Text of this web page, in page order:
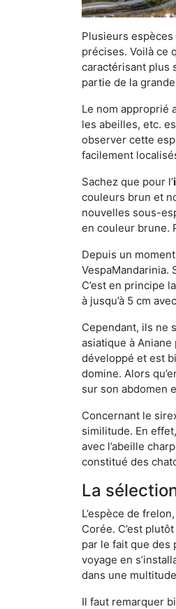
Plusieurs
précises. Voilà ce
caractérisant plus
partie de la
Le nom approprié
les abeilles, etc.
observer cette
facilement
Sachez que pour l’
couleurs brun et
nouvelles sous-
en couleur brune.
Depuis un
VespaMandarinia.
C’est en principe
à jusqu’à 5 cm
Cependant, ils ne
asiatique à
développé et est
domine. Alors
sur son abdomen
Concernant le
similitude. En
avec l’abeille
constitué des
La
L’espèce de
Corée. C’est
par le fait que des
voyage en
dans une
Il faut remarquer